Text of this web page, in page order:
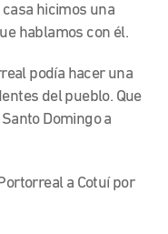
hicimos una
hablamos con él.
podía hacer una
del pueblo. Que
Domingo a
a Cotuí por